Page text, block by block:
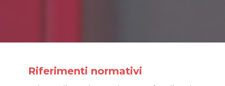
Riferimenti normativi